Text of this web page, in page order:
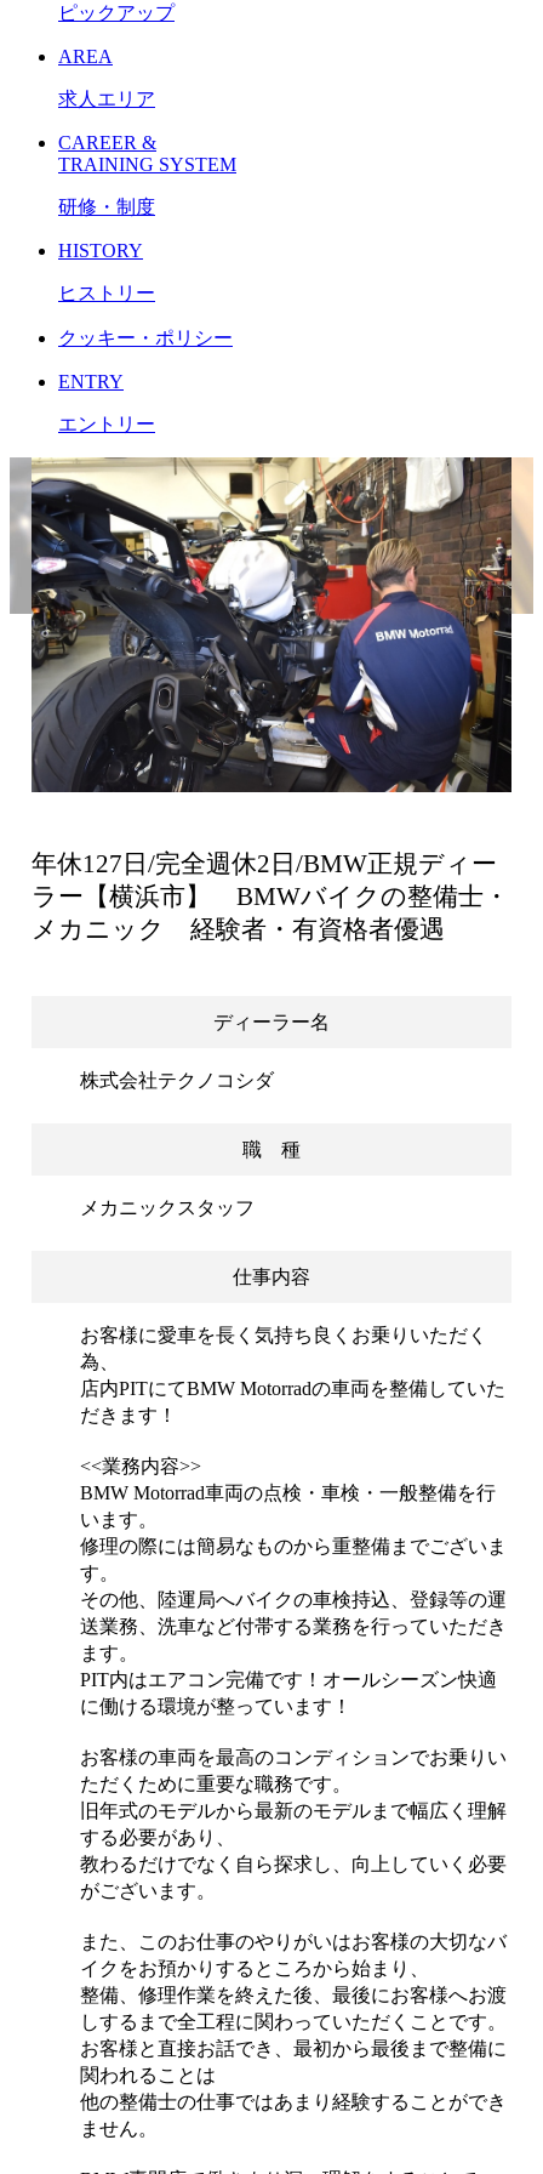
ピックアップ
AREA
求人エリア
CAREER &
TRAINING SYSTEM
研修・制度
HISTORY
ヒストリー
クッキー・ポリシー
ENTRY
エントリー
年休127日/完全週休2日/BMW正規ディー
ラー【横浜市】 BMWバイクの整備士・
メカニック 経験者・有資格者優遇
ディーラー名
株式会社テクノコシダ
職 種
メカニックスタッフ
仕事内容
お客様に愛車を長く気持ち良くお乗りいただく
為、
店内PITにてBMW Motorradの車両を整備していた
だきます！
<<業務内容>>
BMW Motorrad車両の点検・車検・一般整備を行
います。
修理の際には簡易なものから重整備までございま
す。
その他、陸運局へバイクの車検持込、登録等の運
送業務、洗車など付帯する業務を行っていただき
ます。
PIT内はエアコン完備です！オールシーズン快適
に働ける環境が整っています！
お客様の車両を最高のコンディションでお乗りい
ただくために重要な職務です。
旧年式のモデルから最新のモデルまで幅広く理解
する必要があり、
教わるだけでなく自ら探求し、向上していく必要
がございます。
また、このお仕事のやりがいはお客様の大切なバ
イクをお預かりするところから始まり、
整備、修理作業を終えた後、最後にお客様へお渡
しするまで全工程に関わっていただくことです。
お客様と直接お話でき、最初から最後まで整備に
関われることは
他の整備士の仕事ではあまり経験することができ
ません。